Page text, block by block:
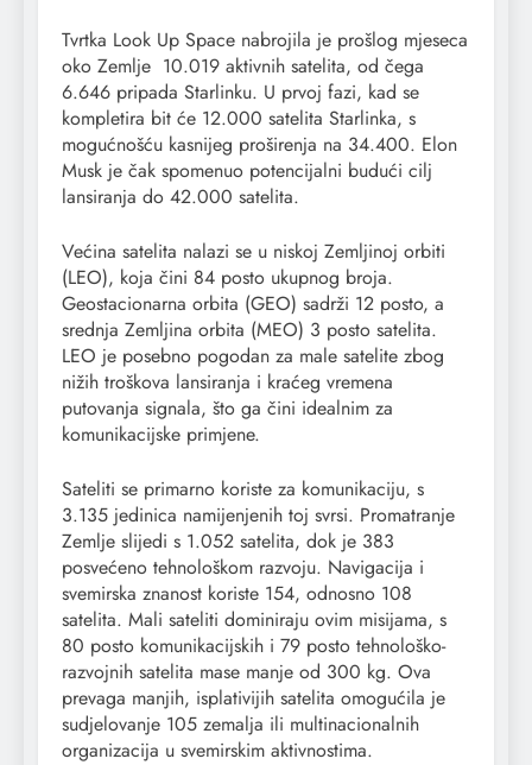
Tvrtka Look Up Space nabrojila je prošlog mjeseca
oko Zemlje 10.019 aktivnih satelita, od čega
6.646 pripada Starlinku. U prvoj fazi, kad se
kompletira bit će 12.000 satelita Starlinka, s
mogućnošću kasnijeg proširenja na 34.400. Elon
Musk je čak spomenuo potencijalni budući cilj
lansiranja do 42.000 satelita.
Većina satelita nalazi se u niskoj Zemljinoj orbiti
(LEO), koja čini 84 posto ukupnog broja.
Geostacionarna orbita (GEO) sadrži 12 posto, a
srednja Zemljina orbita (MEO) 3 posto satelita.
LEO je posebno pogodan za male satelite zbog
nižih troškova lansiranja i kraćeg vremena
putovanja signala, što ga čini idealnim za
komunikacijske primjene.
Sateliti se primarno koriste za komunikaciju, s
3.135 jedinica namijenjenih toj svrsi. Promatranje
Zemlje slijedi s 1.052 satelita, dok je 383
posvećeno tehnološkom razvoju. Navigacija i
svemirska znanost koriste 154, odnosno 108
satelita. Mali sateliti dominiraju ovim misijama, s
80 posto komunikacijskih i 79 posto tehnološko-
razvojnih satelita mase manje od 300 kg. Ova
prevaga manjih, isplativijih satelita omogućila je
sudjelovanje 105 zemalja ili multinacionalnih
organizacija u svemirskim aktivnostima.